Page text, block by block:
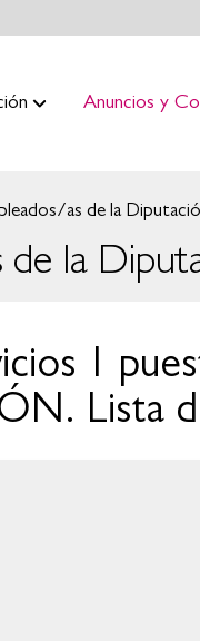
Anuncios y
as de la
de la
1
Lista